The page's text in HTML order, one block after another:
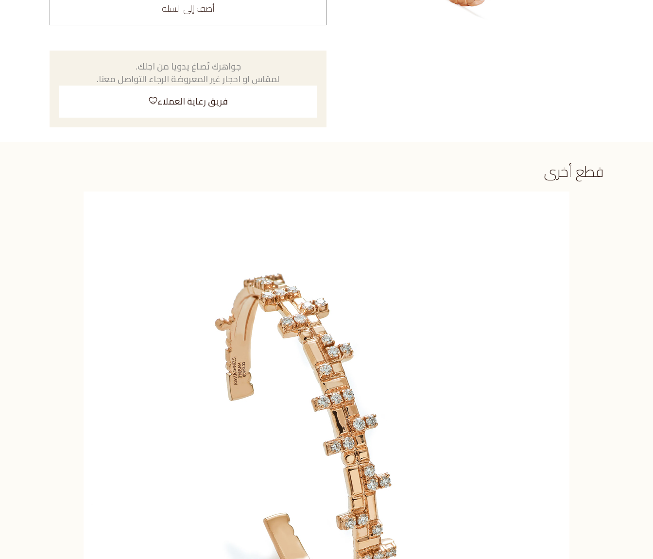
أضف إلى السلة
جواهرك تُصاغ يدويا من اجلك.
لمقاس او احجار غير المعروضة الرجاء التواصل معنا.
فريق رعاية العملاء
قطع أخرى